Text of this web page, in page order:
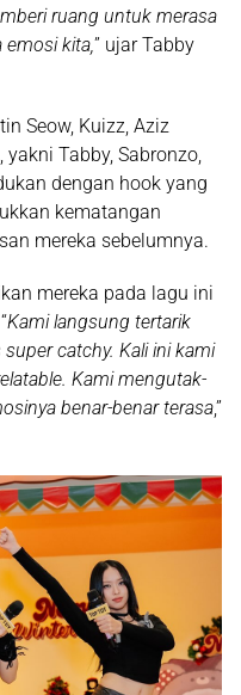
ruang untuk merasa
kita,” ujarTabby
Seow, Kuizz, Aziz
yakni Tabby, Sabronzo,
dengan hook yang
kematangan
mereka sebelumnya.
mereka pada lagu ini
Kami langsung tertarik
catchy. Kali ini kami
Kami mengutak-
benar-benar terasa,”